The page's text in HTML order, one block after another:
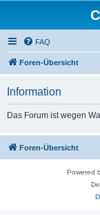
FAQ
Foren-Übersicht
Information
Das Forum ist wegen
Foren-Übersicht
Powered